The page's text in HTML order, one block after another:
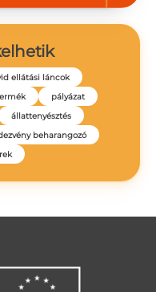
ellátási láncok
pályázat
állattenyésztés
beharangozó